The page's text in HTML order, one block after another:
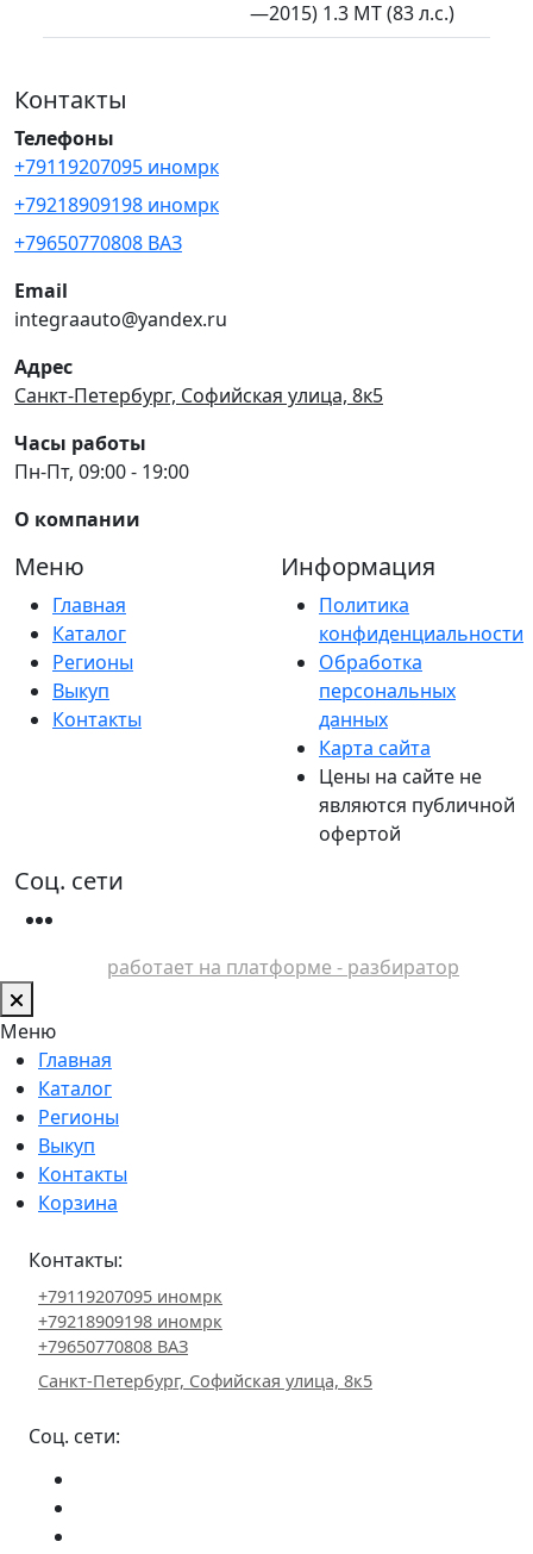
—2015) 1.3 MT (83 л.с.)
Контакты
Телефоны
+79119207095 иномрк
+79218909198 иномрк
+79650770808 ВАЗ
Email
integraauto@yandex.ru
Адрес
Санкт-Петербург, Софийская улица, 8к5
Часы работы
Пн-Пт, 09:00 - 19:00
О компании
Меню
Главная
Каталог
Регионы
Выкуп
Контакты
Информация
Политика
конфиденциальности
Обработка
персональных
данных
Карта сайта
Цены на сайте не
являются публичной
офертой
Соц. сети
работает на платформе - разбиратор
Меню
Главная
Каталог
Регионы
Выкуп
Контакты
Корзина
Контакты:
+79119207095 иномрк
+79218909198 иномрк
+79650770808 ВАЗ
Санкт-Петербург, Софийская улица, 8к5
Соц. сети: